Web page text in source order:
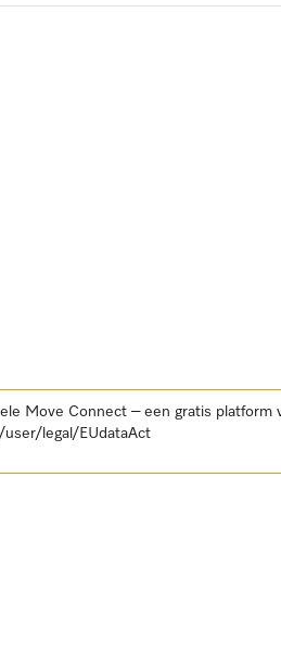
Move Connect – een gratis
legal/EUdataAct